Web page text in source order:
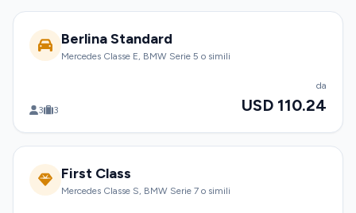
Berlina Standard
Mercedes Classe E, BMW Serie 5 o simili
3 3
da
USD 110.24
First Class
Mercedes Classe S, BMW Serie 7 o simili